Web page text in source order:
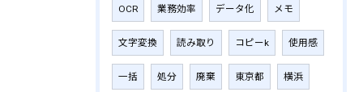
OCR 業務効率 データ化 メモ
文字変換 読み取り コピーk 使用感
一括 処分 廃棄 東京都 横浜